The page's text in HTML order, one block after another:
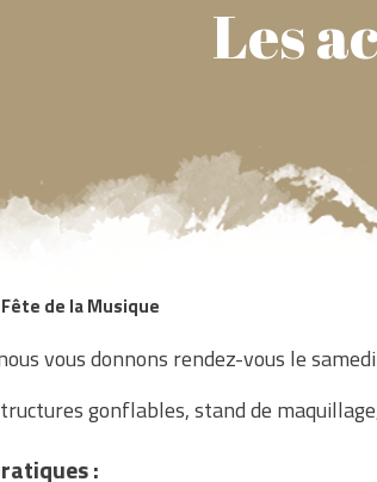
Les
Fête de la Musique
vous donnons rendez-vous le
gonflables, stand de
: